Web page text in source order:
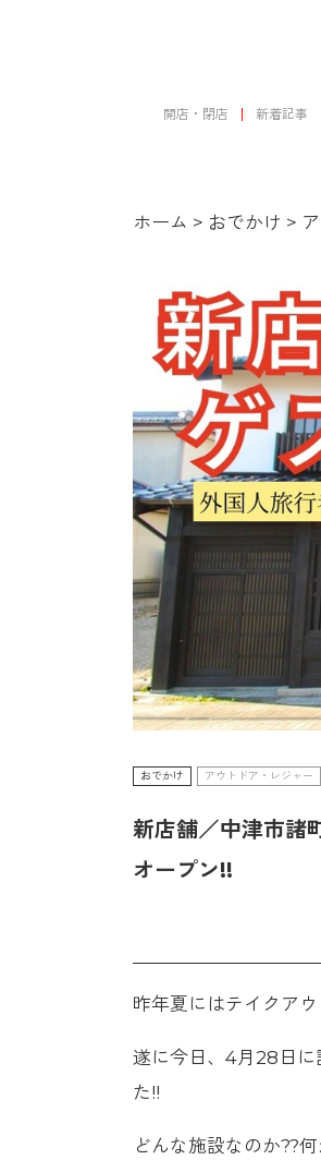
開店・閉店 新着記事
ホーム > おでかけ >
おでかけ アウトドア・レジャー
新店舗／中津市諸
オープン!!
昨年夏にはテイクア
遂に今日、4月28日に
た!!
どんな施設なのか??